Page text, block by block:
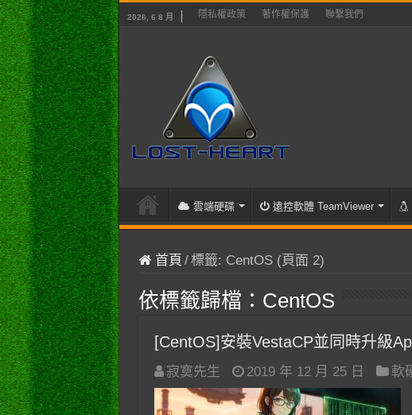
2026, 6 8 月 隱私權政策 著作權保護 聯繫我們
雲端硬碟 遠控軟體 TeamViewer
首頁 /標籤: CentOS(頁面 2)
依標籤歸檔： CentOS
[CentOS]安裝VestaCP並同時升級
寂寞先生 2019 年 12 月 25 日 軟